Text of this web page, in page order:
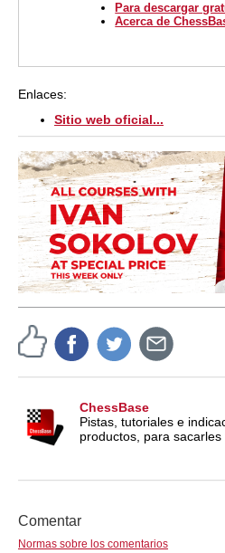
Para descargar
Acerca de
Enlaces:
Sitio web oficial...
ChessBase
Pistas, tutoriales e
productos, para sacarles
Comentar
Normas sobre los comentarios